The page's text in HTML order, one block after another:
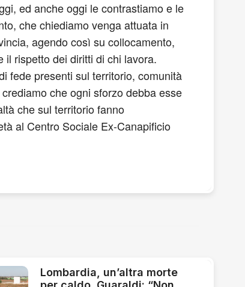
ed anche oggi le contrastiamo e le
che chiediamo venga attuata in
agendo così su collocamento,
rispetto dei diritti di chi lavora.
fede presenti sul territorio, comunità
che ogni sforzo debba esse
che sul territorio fanno
al Centro Sociale Ex-Canapificio
Lombardia, un’altra morte